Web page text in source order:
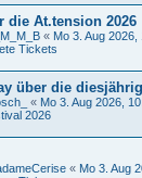
die At.tension 2026
« Mo 3. Aug 2026,
Tickets
über die
« Mo 3. Aug 2026,
2026
« Mo 3. Aug